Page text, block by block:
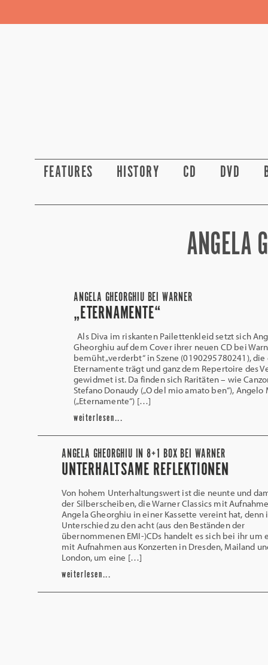
FEATURES HISTORY CD DVD
ANGELA
ANGELA GHEORGHIU BEI WARNER
„ETERNAMENTE“
Als Diva im riskanten Pailettenkleid setzt sich
Gheorghiu auf dem Cover ihrer neuen CD bei
bemüht „verderbt“ in Szene (0190295780241),
Eternamente trägt und ganz dem Repertoire des
gewidmet ist. Da finden sich Raritäten – wie
Stefano Donaudy („O del mio amato ben“), Angelo
(„Eternamente“) […]
weiterlesen...
ANGELA GHEORGHIU IN 8+1 BOX BEI WARNER
UNTERHALTSAME REFLEKTIONEN
Von hohem Unterhaltungswert ist die neunte und
der Silberscheiben, die Warner Classics mit
Angela Gheorghiu in einer Kassette vereint hat, denn
Unterschied zu den acht (aus den Beständen der
übernommenen EMI-)CDs handelt es sich bei ihr um
mit Aufnahmen aus Konzerten in Dresden, Mailand
London, um eine […]
weiterlesen...